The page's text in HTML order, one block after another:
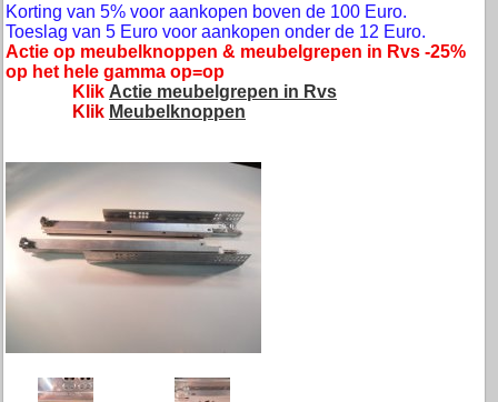
Korting van 5% voor aankopen boven de 100 Euro.
Toeslag van 5 Euro voor aankopen onder de 12 Euro.
Actie op meubelknoppen & meubelgrepen in Rvs -25%
op het hele gamma op=op
Klik Actie meubelgrepen in Rvs
Klik Meubelknoppen